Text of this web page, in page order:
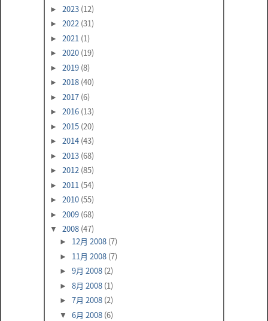
► 2023 (12)
► 2022 (31)
► 2021 (1)
► 2020 (19)
► 2019 (8)
► 2018 (40)
► 2017 (6)
► 2016 (13)
► 2015 (20)
► 2014 (43)
► 2013 (68)
► 2012 (85)
► 2011 (54)
► 2010 (55)
► 2009 (68)
▼ 2008 (47)
► 12月 2008 (7)
► 11月 2008 (7)
► 9月 2008 (2)
► 8月 2008 (1)
► 7月 2008 (2)
▼ 6月 2008 (6)